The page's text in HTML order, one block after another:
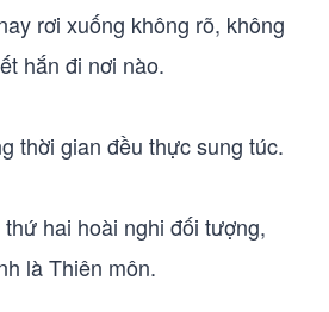
rơi xuống không rõ, không
hắn đi nơi nào.
thời gian đều thực sung túc.
hai hoài nghi đối tượng,
là Thiên môn.